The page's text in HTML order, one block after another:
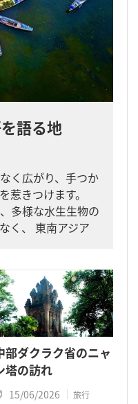
語る地
く広がり、手つか
惹きつけます。
多様な水生生物の
く、 東南アジア
部ダクラク省のニャ
塔の訪れ
15/06/2026 旅行